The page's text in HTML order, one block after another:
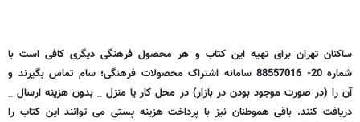
ساکنان تهران برای تهیه این کتاب و هر محصول فرهنگی دیگری کافی است با
شماره 20- 88557016 سامانه اشتراک محصولات فرهنگی؛ سام تماس بگیرند و
آن را (در صورت موجود بودن در بازار) در محل کار یا منزل _ بدون هزینه ارسال _
دریافت کنند. باقی هموطنان نیز با پرداخت هزینه پستی می توانند این کتاب را